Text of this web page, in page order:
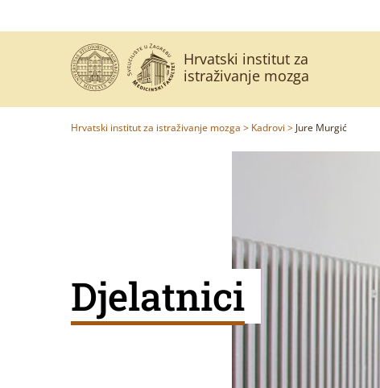
Hrvatski institut za
istraživanje mozga
Hrvatski institut za istraživanje mozga > Kadrovi > Jure Murgić
Djelatnici